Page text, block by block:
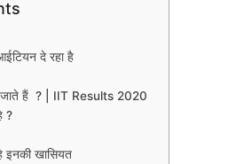
दे रहा है
जाते हैं ? | IIT Results 2020
?
इनकी खासियत